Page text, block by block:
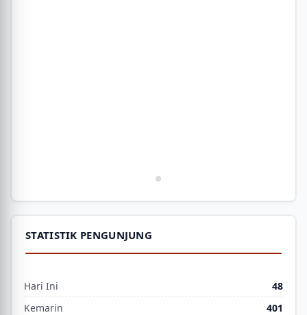
STATISTIK PENGUNJUNG
Hari Ini
48
Kemarin
401